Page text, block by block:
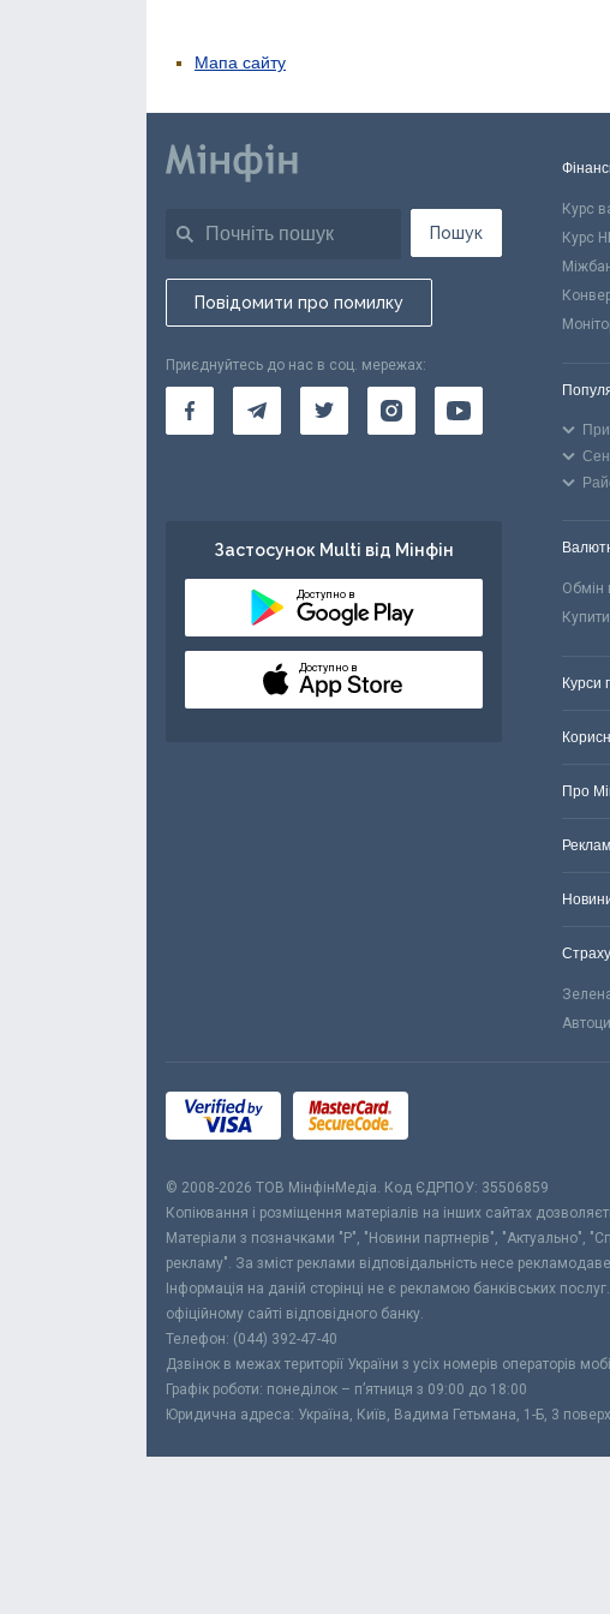
Мапа сайту
Пошук
Повідомити про помилку
Приєднуйтесь до нас в соц. мережах:
Застосунок Multi від Мінфін
Доступно в
Доступно в
Курс
Курс
Обмін
Курси
Про
© 2008-2026 ТОВ МiнфiнМедiа. Код ЄДРПОУ: 35506859
Копіювання і розміщення матеріалів на інших сайтах
Матеріали з позначками "Р", "Новини партнерів", "Актуально",
рекламу". За зміст реклами відповідальність несе
Інформація на даній сторінці не є рекламою банківських
офіційному сайті відповідного банку.
Телефон: (044) 392-47-40
Дзвінок в межах території України з усіх номерів операторів
Графік роботи: понеділок – п’ятниця з 09:00 до 18:00
Юридична адреса: Україна, Київ, Вадима Гетьмана, 1-Б, 3 поверх